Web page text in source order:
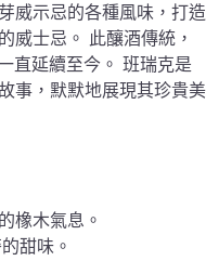
威示忌的各種風味，打造
威士忌。 此釀酒傳統，
直延續至今。 班瑞克是
事，默默地展現其珍貴美
橡木氣息。
甜味。